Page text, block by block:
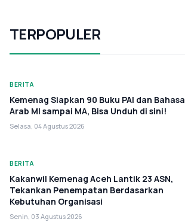
TERPOPULER
BERITA
Kemenag Siapkan 90 Buku PAI dan Bahasa
Arab MI sampai MA, Bisa Unduh di sini!
Selasa, 04 Agustus 2026
BERITA
Kakanwil Kemenag Aceh Lantik 23 ASN,
Tekankan Penempatan Berdasarkan
Kebutuhan Organisasi
Senin, 03 Agustus 2026